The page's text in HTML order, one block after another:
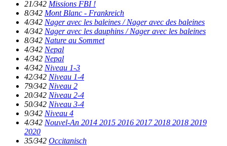
21/342 Missions FBI !
8/342 Mont Blanc - Frankreich
4/342 Nager avec les baleines / Nager avec des baleines
4/342 Nager avec les dauphins / Nager avec les baleines
8/342 Nature au Sommet
4/342 Nepal
4/342 Nepal
4/342 Niveau 1-3
42/342 Niveau 1-4
79/342 Niveau 2
20/342 Niveau 2-4
50/342 Niveau 3-4
9/342 Niveau 4
4/342 Nouvel-An 2014 2015 2016 2017 2018 2018 2019
2020
35/342 Occitanisch